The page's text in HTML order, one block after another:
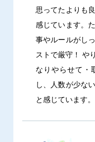
思ってたよりも
感じています。
事やルールがし
ストで厳守！ や
なりやらせて・
し、人数が少な
と感じています。